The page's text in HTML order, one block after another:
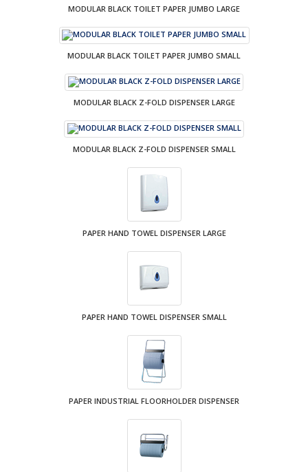
MODULAR BLACK TOILET PAPER JUMBO LARGE
MODULAR BLACK TOILET PAPER JUMBO SMALL
MODULAR BLACK Z-FOLD DISPENSER LARGE
MODULAR BLACK Z-FOLD DISPENSER SMALL
PAPER HAND TOWEL DISPENSER LARGE
PAPER HAND TOWEL DISPENSER SMALL
PAPER INDUSTRIAL FLOORHOLDER DISPENSER